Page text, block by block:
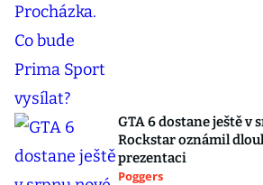
GTA 6 dostane ještě v
Rockstar oznámil
prezentaci
Poggers